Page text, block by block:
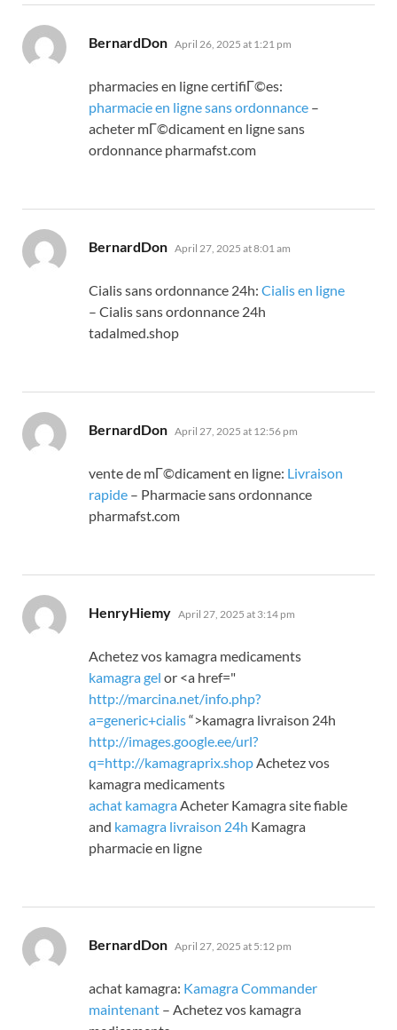
BernardDon says:
April 26, 2025 at 1:21 pm
pharmacies en ligne certifiГ©es:
pharmacie en ligne sans ordonnance –
acheter mГ©dicament en ligne sans
ordonnance pharmafst.com
BernardDon says:
April 27, 2025 at 8:01 am
Cialis sans ordonnance 24h: Cialis en ligne
– Cialis sans ordonnance 24h
tadalmed.shop
BernardDon says:
April 27, 2025 at 12:56 pm
vente de mГ©dicament en ligne: Livraison
rapide – Pharmacie sans ordonnance
pharmafst.com
HenryHiemy says:
April 27, 2025 at 3:14 pm
Achetez vos kamagra medicaments
kamagra gel or <a href="
http://marcina.net/info.php?
a=generic+cialis“>kamagra livraison 24h
http://images.google.ee/url?
q=http://kamagraprix.shopAchetez vos
kamagra medicaments
achat kamagraAcheter Kamagra site fiable
and kamagra livraison 24h Kamagra
pharmacie en ligne
BernardDon says:
April 27, 2025 at 5:12 pm
achat kamagra: Kamagra Commander
maintenant – Achetez vos kamagra